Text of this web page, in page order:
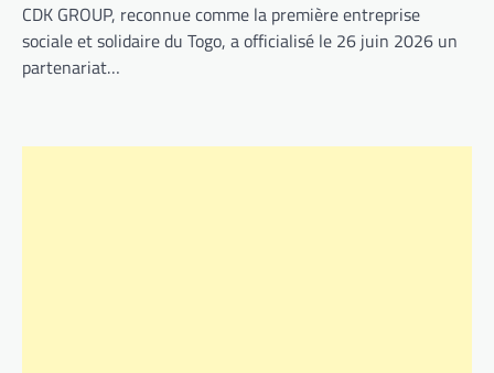
CDK GROUP, reconnue comme la première entreprise
sociale et solidaire du Togo, a officialisé le 26 juin 2026 un
partenariat…